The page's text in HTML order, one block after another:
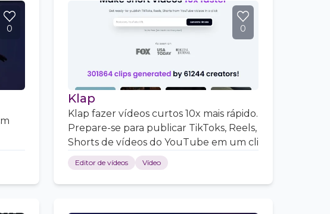
0 0
Klap
Klap fazer vídeos curtos 10x mais rápido.
Prepare-se para publicar TikToks, Reels,
Shorts de vídeos do YouTube em um cli
Editor de vídeos Vídeo